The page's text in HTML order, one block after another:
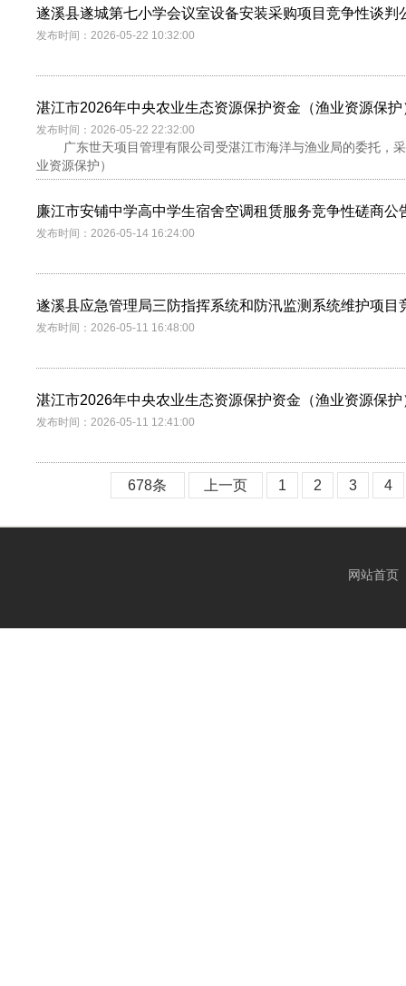
遂溪县遂城第七小学会议室设备安装采购项目竞争性谈判
发布时间：2026-05-22 10:32:00
湛江市2026年中央农业生态资源保护资金（渔业资源保
发布时间：2026-05-22 22:32:00
广东世天项目管理有限公司受湛江市海洋与渔业局的委托，
业资源保护）
廉江市安铺中学高中学生宿舍空调租赁服务竞争性磋商公
发布时间：2026-05-14 16:24:00
遂溪县应急管理局三防指挥系统和防汛监测系统维护项目
发布时间：2026-05-11 16:48:00
湛江市2026年中央农业生态资源保护资金（渔业资源保
发布时间：2026-05-11 12:41:00
678条 上一页 1 2 3 4
网站首页